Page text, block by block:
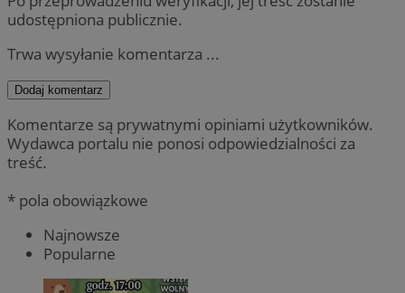
udostępniona publicznie.
Trwa wysyłanie komentarza ...
Dodaj komentarz
Komentarze są prywatnymi opiniami użytkowników.
Wydawca portalu nie ponosi odpowiedzialności za
treść.
* pola obowiązkowe
Najnowsze
Popularne